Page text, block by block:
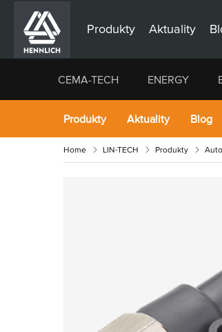
Produkty Aktuality
CEMA-TECH ENERGY
Produkty Aktuality Blog
Home LIN-TECH Produkty